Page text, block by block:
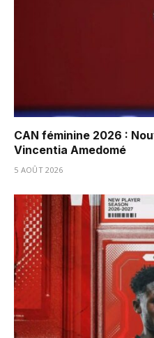
CAN féminine 2026 :
Vincentia Amedomé
5 AOÛT 2026